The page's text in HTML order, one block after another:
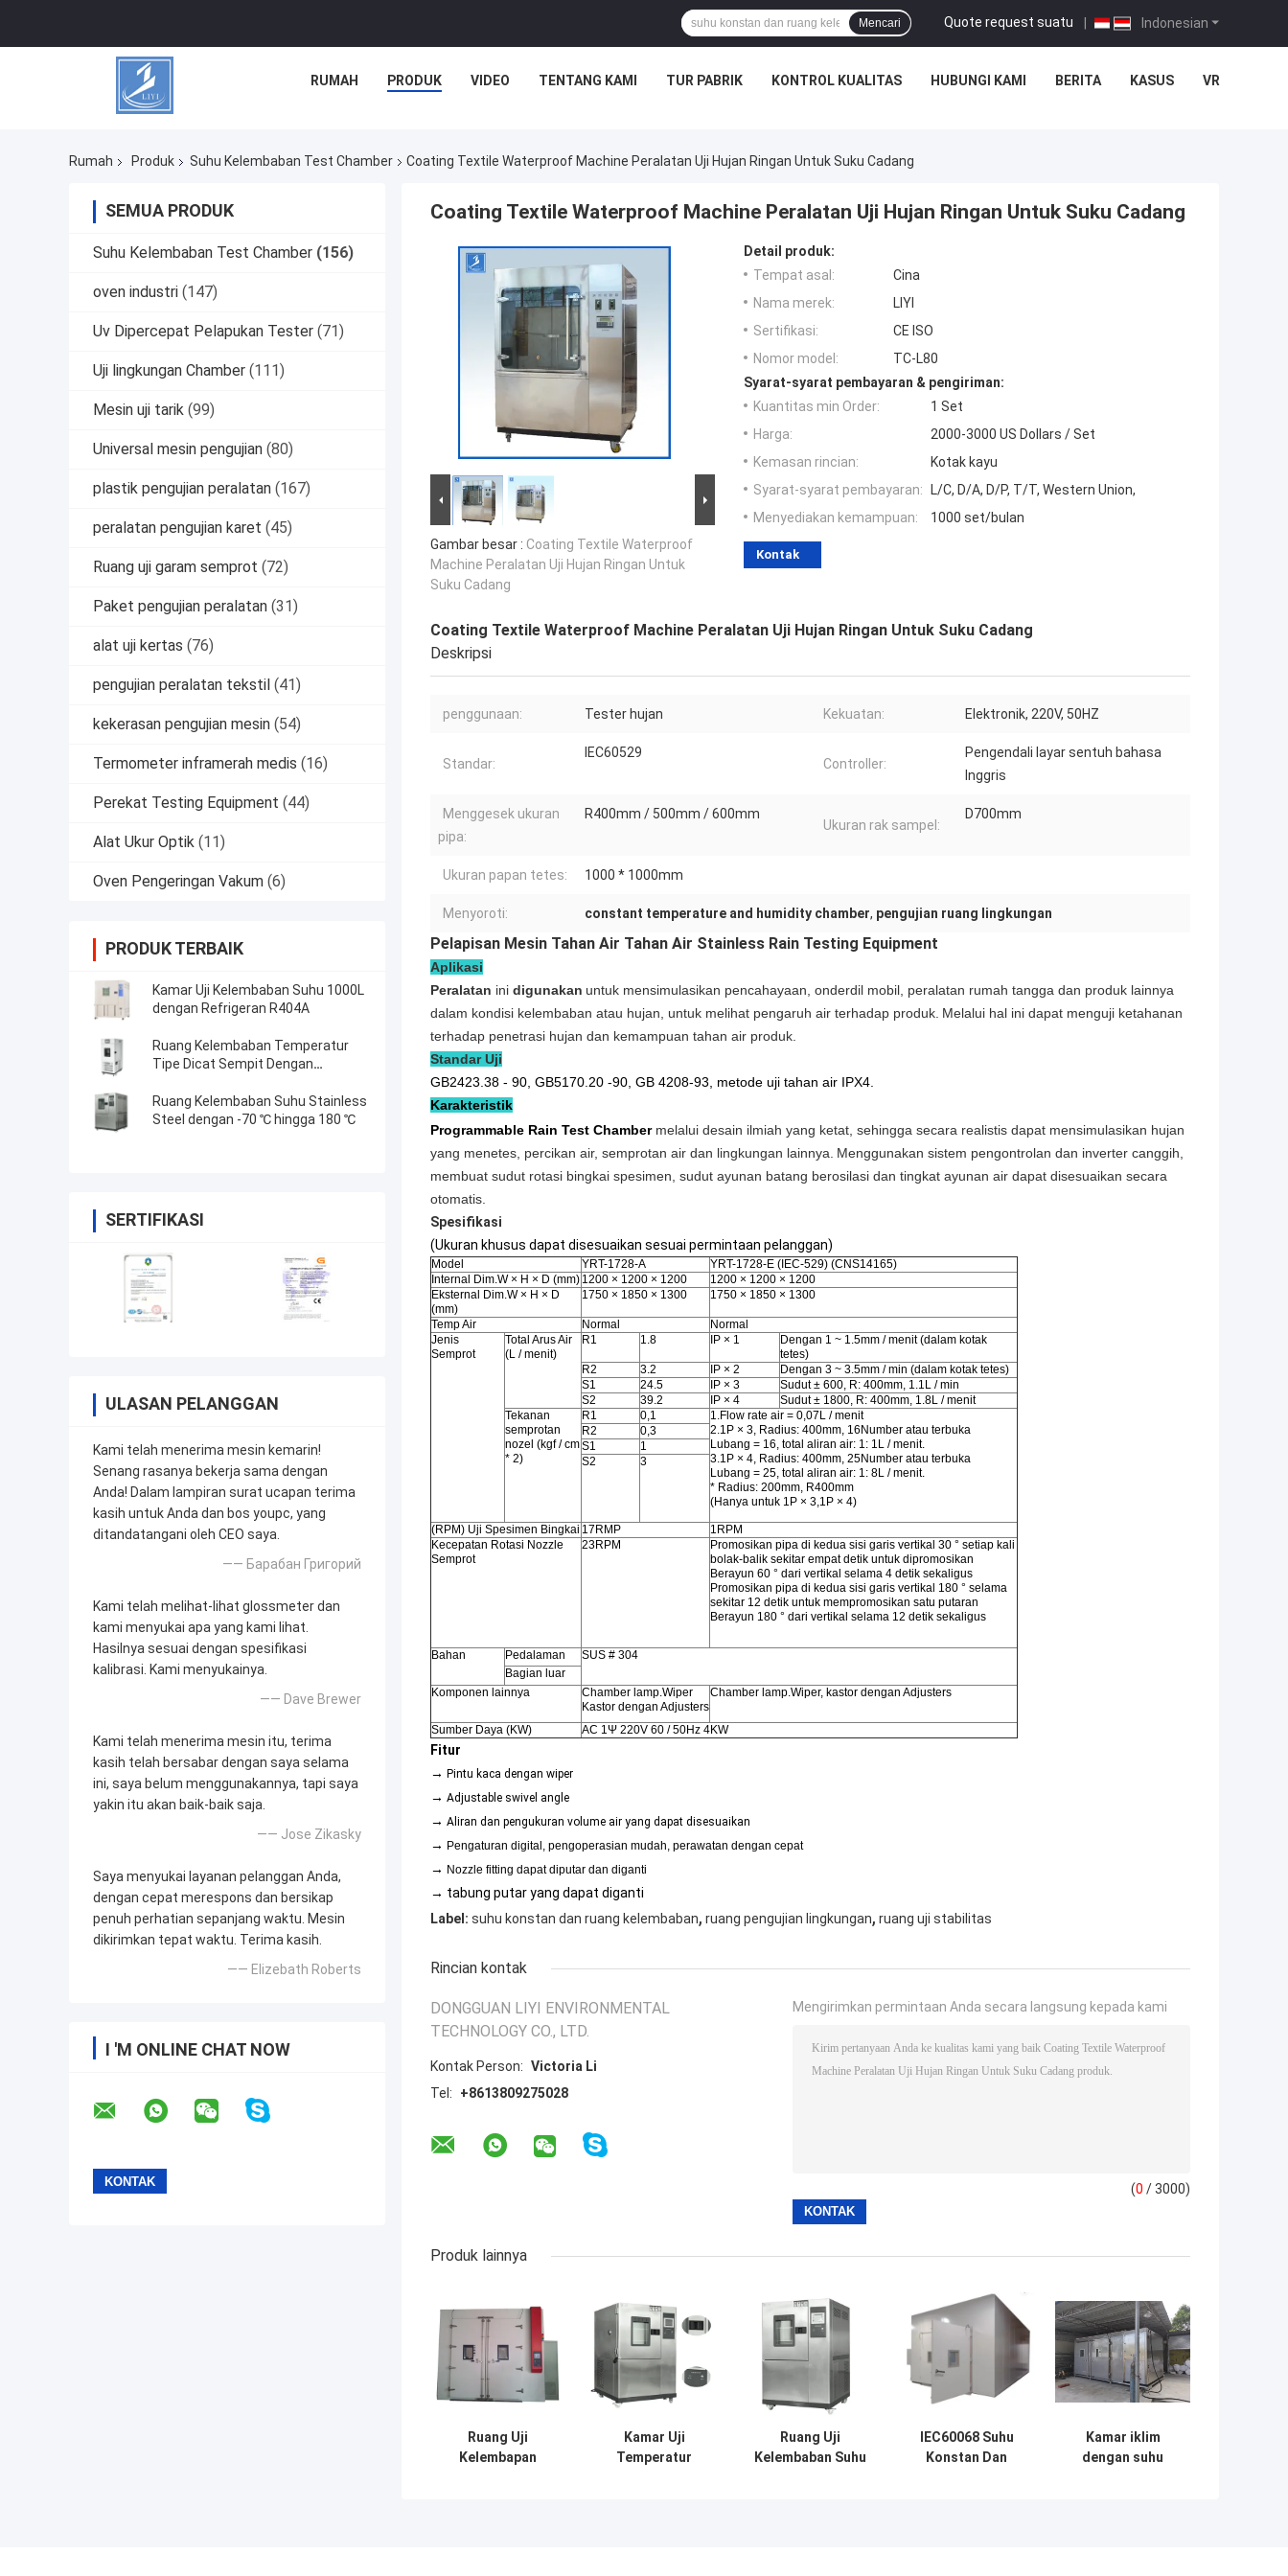
Indonesian
Quote request suatu |
Mencari
RUMAH PRODUK VIDEO TENTANG KAMI TUR PABRIK KONTROL KUALITAS HUBUNGI KAMI BERITA KASUS VR
Rumah Produk Suhu Kelembaban Test Chamber Coating Textile Waterproof Machine Peralatan Uji Hujan Ringan Untuk Suku Cadang
SEMUA PRODUK
Suhu Kelembaban Test Chamber (156)
oven industri (147)
Uv Dipercepat Pelapukan Tester (71)
Uji lingkungan Chamber (111)
Mesin uji tarik (99)
Universal mesin pengujian (80)
plastik pengujian peralatan (167)
peralatan pengujian karet (45)
Ruang uji garam semprot (72)
Paket pengujian peralatan (31)
alat uji kertas (76)
pengujian peralatan tekstil (41)
kekerasan pengujian mesin (54)
Termometer inframerah medis (16)
Perekat Testing Equipment (44)
Alat Ukur Optik (11)
Oven Pengeringan Vakum (6)
PRODUK TERBAIK
Kamar Uji Kelembaban Suhu 1000L
dengan Refrigeran R404A
Ruang Kelembaban Temperatur
Tipe Dicat Sempit Dengan
Ruang Kelembaban Suhu Stainless
Steel dengan -70 ℃ hingga 180 ℃
SERTIFIKASI
ULASAN PELANGGAN
Kami telah menerima mesin kemarin!
Senang rasanya bekerja sama dengan
Anda! Dalam lampiran surat ucapan terima
kasih untuk Anda dan bos youpc, yang
ditandatangani oleh CEO saya.
—— Барабан Григорий
Kami telah melihat-lihat glossmeter dan
kami menyukai apa yang kami lihat.
Hasilnya sesuai dengan spesifikasi
kalibrasi. Kami menyukainya.
—— Dave Brewer
Kami telah menerima mesin itu, terima
kasih telah bersabar dengan saya selama
ini, saya belum menggunakannya, tapi saya
yakin itu akan baik-baik saja.
—— Jose Zikasky
Saya menyukai layanan pelanggan Anda,
dengan cepat merespons dan bersikap
penuh perhatian sepanjang waktu. Mesin
dikirimkan tepat waktu. Terima kasih.
—— Elizebath Roberts
I 'M ONLINE CHAT NOW
Coating Textile Waterproof Machine Peralatan Uji Hujan Ringan Untuk Suku Cadang
Gambar besar : Coating Textile Waterproof
Machine Peralatan Uji Hujan Ringan Untuk
Suku Cadang
Detail produk:
Tempat asal:
Cina
Nama merek:
LIYI
Sertifikasi:
CE ISO
Nomor model:
TC-L80
Syarat-syarat pembayaran & pengiriman:
Kuantitas min Order:
1 Set
Harga:
2000-3000 US Dollars / Set
Kemasan rincian:
Kotak kayu
Syarat-syarat pembayaran:
L/C, D/A, D/P, T/T, Western Union,
Menyediakan kemampuan:
1000 set/bulan
Kontak
Coating Textile Waterproof Machine Peralatan Uji Hujan Ringan Untuk Suku Cadang
Deskripsi
penggunaan: Tester hujan Kekuatan: Elektronik, 220V, 50HZ
Standar:
IEC60529
Controller:
Pengendali layar sentuh bahasa
Inggris
Menggesek ukuran
pipa:
R400mm / 500mm / 600mm
Ukuran rak sampel:
D700mm
Ukuran papan tetes: 1000 * 1000mm
Menyoroti: constant temperature and humidity chamber, pengujian ruang lingkungan
Pelapisan Mesin Tahan Air Tahan Air Stainless Rain Testing Equipment
Aplikasi
Peralatan ini digunakan untuk mensimulasikan pencahayaan, onderdil mobil, peralatan rumah tangga dan produk lainnya
dalam kondisi kelembaban atau hujan, untuk melihat pengaruh air terhadap produk. Melalui hal ini dapat menguji ketahanan
terhadap penetrasi hujan dan kemampuan tahan air produk.
Standar Uji
GB2423.38 - 90, GB5170.20 -90, GB 4208-93, metode uji tahan air IPX4.
Karakteristik
Programmable Rain Test Chambermelalui desain ilmiah yang ketat, sehingga secara realistis dapat mensimulasikan hujan
yang menetes, percikan air, semprotan air dan lingkungan lainnya. Menggunakan sistem pengontrolan dan inverter canggih,
membuat sudut rotasi bingkai spesimen, sudut ayunan batang berosilasi dan tingkat ayunan air dapat disesuaikan secara
otomatis.
Spesifikasi
(Ukuran khusus dapat disesuaikan sesuai permintaan pelanggan)
Model YRT-1728-A
YRT-1728-E (IEC-529) (CNS14165)
Internal Dim.W × H × D (mm) 1200 × 1200 × 1200
1200 × 1200 × 1200
Eksternal Dim.W × H × D
(mm)
1750 × 1850 × 1300 1750 × 1850 × 1300
Temp Air Normal
Normal
Jenis
Semprot
Total Arus Air
(L / menit)
R1 1.8 IP × 1
Dengan 1 ~ 1.5mm / menit (dalam kotak
tetes)
R2
3.2 IP × 2
Dengan 3 ~ 3.5mm / min (dalam kotak tetes)
S1
24.5 IP × 3
Sudut ± 600, R: 400mm, 1.1L / min
S2
39.2 IP × 4
Sudut ± 1800, R: 400mm, 1.8L / menit
Tekanan
semprotan
nozel (kgf / cm
* 2)
R1 0,1
1.Flow rate air = 0,07L / menit
2.1P × 3, Radius: 400mm, 16Number atau terbuka
Lubang = 16, total aliran air: 1: 1L / menit.
3.1P × 4, Radius: 400mm, 25Number atau terbuka
Lubang = 25, total aliran air: 1: 8L / menit.
* Radius: 200mm, R400mm
(Hanya untuk 1P × 3,1P × 4)
R2
0,3
S1
1
S2
3
(RPM) Uji Spesimen Bingkai 17RMP
1RPM
Kecepatan Rotasi Nozzle
Semprot
23RPM
Promosikan pipa di kedua sisi garis vertikal 30 ° setiap kali
bolak-balik sekitar empat detik untuk dipromosikan
Berayun 60 ° dari vertikal selama 4 detik sekaligus
Promosikan pipa di kedua sisi garis vertikal 180 ° selama
sekitar 12 detik untuk mempromosikan satu putaran
Berayun 180 ° dari vertikal selama 12 detik sekaligus
Bahan Pedalaman
SUS # 304
Bagian luar
Komponen lainnya
Chamber lamp.Wiper
Kastor dengan Adjusters
Chamber lamp.Wiper, kastor dengan Adjusters
Sumber Daya (KW) AC 1Ψ 220V 60 / 50Hz 4KW
Fitur
→ Pintu kaca dengan wiper
→ Adjustable swivel angle
→ Aliran dan pengukuran volume air yang dapat disesuaikan
→ Pengaturan digital, pengoperasian mudah, perawatan dengan cepat
→ Nozzle fitting dapat diputar dan diganti
→ tabung putar yang dapat diganti
Label: suhu konstan dan ruang kelembaban, ruang pengujian lingkungan, ruang uji stabilitas
Rincian kontak
DONGGUAN LIYI ENVIRONMENTAL
TECHNOLOGY CO., LTD.
Kontak Person: Victoria Li
Tel:
+8613809275028
Mengirimkan permintaan Anda secara langsung kepada kami
(0 / 3000)
Produk lainnya
Ruang Uji
Kelembapan
Kamar Uji
Temperatur
Ruang Uji
Kelembaban Suhu
IEC60068 Suhu
Konstan Dan
Kamar iklim
dengan suhu